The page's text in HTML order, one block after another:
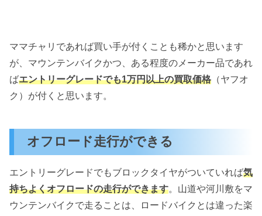
ママチャリであれば買い手が付くことも稀かと思います
が、マウンテンバイクかつ、ある程度のメーカー品であれ
ばエントリーグレードでも1万円以上の買取価格 （ヤフオ
ク）が付くと思います。
オフロード走行ができる
エントリーグレードでもブロックタイヤがついていれば気
持ちよくオフロードの走行ができます。山道や河川敷をマ
ウンテンバイクで走ることは、ロードバイクとは違った楽